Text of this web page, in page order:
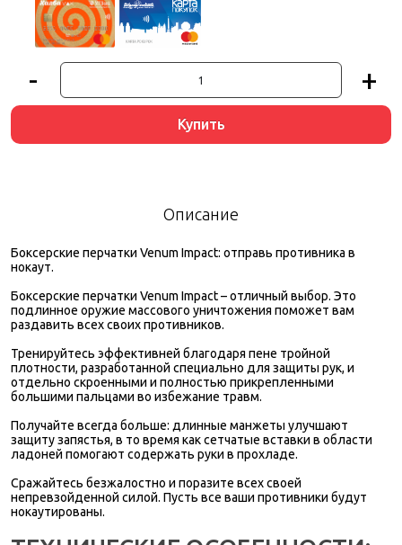
- +
Купить
Описание
Боксерские перчатки Venum Impact: отправь противника в
нокаут.
Боксерские перчатки Venum Impact – отличный выбор. Это
подлинное оружие массового уничтожения поможет вам
раздавить всех своих противников.
Тренируйтесь эффективней благодаря пене тройной
плотности, разработанной специально для защиты рук, и
отдельно скроенными и полностью прикрепленными
большими пальцами во избежание травм.
Получайте всегда больше: длинные манжеты улучшают
защиту запястья, в то время как сетчатые вставки в области
ладоней помогают содержать руки в прохладе.
Сражайтесь безжалостно и поразите всех своей
непревзойденной силой. Пусть все ваши противники будут
нокаутированы.